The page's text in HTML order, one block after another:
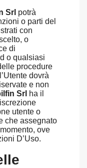
Srl potrà
o parti del
con
o
di
o qualsiasi
procedure
dovrà
e non
Srl ha il
utente o
che assegnato
ove
D’Uso.